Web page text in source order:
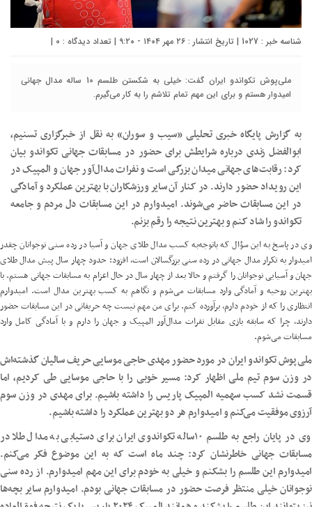
شناسه خبر : 1027 | تاریخ انتشار : ۲۶ مهر ۱۴۰۴ - ۹:۲۰ | تعداد دیدگاه : ۰ |
ملی‌پوش تکواندو ایران گفت: خیلی به شکستن طلسم 10 ساله مدال جهانی
امیدوار هستم و برای این مهم تمام تلاشم را به کار می‌گیرم.
به گزارش پایگاه خبری تحلیلی «سیب و سوران» به نقل از خبرگزاری تسنیم،
ابوالفضل زندی درباره شرایطش برای حضور در مسابقات جهانی تکواندو بیان
کرد: رقابت‌های جهانی میدان بزرگی است و نفرات مدال‌آور جهان و المپیک در
این رویداد حضور دارند. در کنار آن سایر ورزشکاران با بهترین عملکرد و آمادگی
در این مسابقات حاضر می‌شوند. امیدوارم در این مسابقات دل مردم و جامعه
تکواندو را شاد کنم و بهترین نتیجه را رقم بزنم.
وی در پاسخ به این سؤال که باتوجه‌به کسب مدال طلای جهان و آسیا در رده سنی نوجوانان چقدر
امیدوار به تکرار مدال جهانی در رده سنی بزرگسالان است، افزود: حدود چهار سال پیش مدال طلای
جهان و آسیایی نوجوانان را گرفتم و حالا بعد از چهار سال در حال اعزام به مسابقات جهانی هستم. با
بهترین روحیه و آمادگی وارد مسابقات می‌شوم و نگاهم به کسب بهترین مدال است. امیدوارم
انتظاری را که از خودم دارم، برآورده کنم. برای من مهم نیست چه حریفانی در این مسابقات حضور
دارند، چرا که سابقه بازی مقابل نفرات مدال‌آور المپیک و جهان را دارم و با آمادگی کامل وارد
مسابقات می‌شوم.
ملی‌پوش تکواندو ایران در مورد حضور مهدی حاجی موسایی حریف سالیان گذشته‌اش
در وزن سوم تیم ملی اظهار کرد: مسیر خوبی را با حاجی موسایی طی کردیم، اما
قسمت نشد کسب سهمیه المپیک پاریس را داشته باشیم. برای مهدی در وزن سوم
آرزوی موفقیت می‌کنم و امیدوارم هر دو بهترین عملکرد را داشته باشیم.
وی در پایان راجع به طلسم ۱۰ساله تکواندوی ایران برای دستیابی به مدال طلا در
مسابقات جهانی خاطرنشان کرد: چند ماه است که به این موضوع فکر می‌کنم.
امیدوارم این طلسم را بشکنم و خیلی به خودم برای این مهم امیدوارم. از رده سنی
نوجوانان خیلی منتظر فرصت حضور در مسابقات جهانی بودم. امیدوارم سایر بچه‌ها